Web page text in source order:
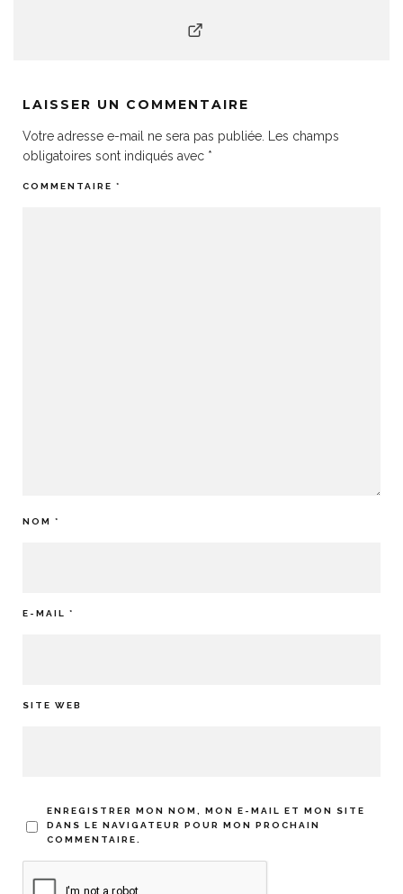
LAISSER UN COMMENTAIRE
Votre adresse e-mail ne sera pas publiée.
Les champs
obligatoires sont indiqués avec *
COMMENTAIRE *
NOM *
E-MAIL *
SITE WEB
ENREGISTRER MON NOM, MON E-MAIL ET MON SITE
DANS LE NAVIGATEUR POUR MON PROCHAIN
COMMENTAIRE.